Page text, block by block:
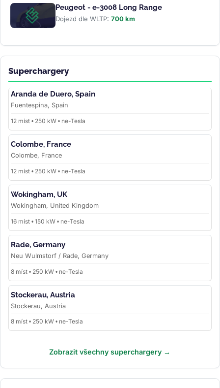
Peugeot - e-3008 Long Range
Dojezd dle WLTP: 700 km
Superchargery
Aranda de Duero, Spain
Fuentespina, Spain
12 míst • 250 kW • ne-Tesla
Colombe, France
Colombe, France
12 míst • 250 kW • ne-Tesla
Wokingham, UK
Wokingham, United Kingdom
16 míst • 150 kW • ne-Tesla
Rade, Germany
Neu Wulmstorf / Rade, Germany
8 míst • 250 kW • ne-Tesla
Stockerau, Austria
Stockerau, Austria
8 míst • 250 kW • ne-Tesla
Zobrazit všechny superchargery →